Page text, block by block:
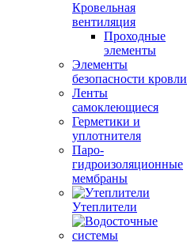
Кровельная
вентиляция
Проходные
элементы
Элементы
безопасности кровли
Ленты
самоклеющиеся
Герметики и
уплотнителя
Паро-
гидроизоляционные
мембраны
Утеплители